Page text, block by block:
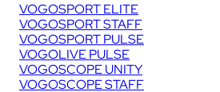
VOGOSPORT ELITE
VOGOSPORT STAFF
VOGOSPORT PULSE
VOGOLIVE PULSE
VOGOSCOPE UNITY
VOGOSCOPE STAFF